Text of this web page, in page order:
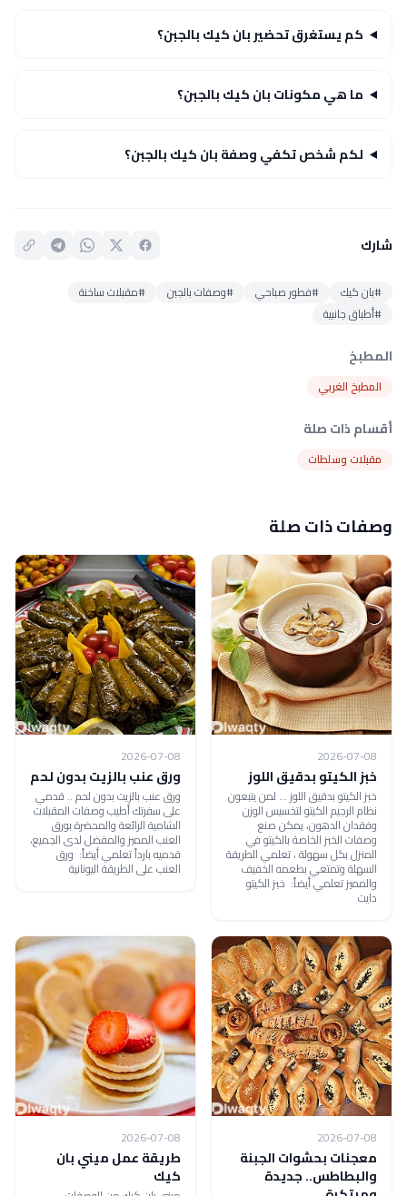
كم يستغرق تحضير بان كيك بالجبن؟
ما هي مكونات بان كيك بالجبن؟
لكم شخص تكفي وصفة بان كيك بالجبن؟
شارك
#بان كيك #فطور صباحي #وصفات بالجبن
#مقبلات ساخنة
#أطباق جانبية
المطبخ
المطبخ الغربي
أقسام ذات صلة
مقبلات وسلطات
وصفات ذات صلة
2026-07-08
خبز الكيتو بدقيق اللوز
خبز الكيتو بدقيق اللوز ... لمن يتبعون
نظام الرجيم الكيتو لتخسيس الوزن
وفقدان الدهون، يمكن صنع
وصفات الخبز الخاصة بالكيتو في
المنزل بكل سهولة ، تعلمي الطريقة
السهلة وتمتعي بطعمه الخفيف
والمميز تعلمي أيضاً: خبز الكيتو
دايت
2026-07-08
ورق عنب بالزيت بدون لحم
ورق عنب بالزيت بدون لحم .. قدمي
على سفرتك أطيب وصفات المقبلات
الشامية الرائعة والمحضرة بورق
العنب المميز والمفضل لدى الجميع،
قدميه بارداً تعلمي أيضاً: ورق
العنب على الطريقة اليونانية
2026-07-08
معجنات بحشوات الجبنة
والبطاطس.. جديدة
2026-07-08
طريقة عمل ميني بان
كيك